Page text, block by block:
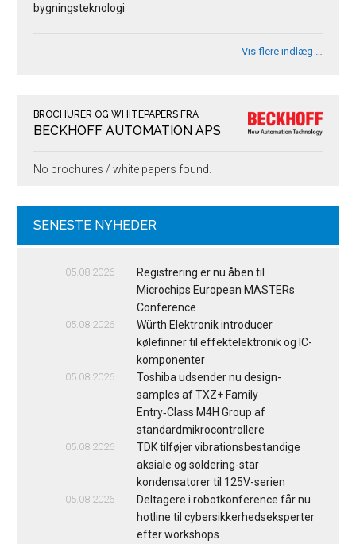
bygningsteknologi
Vis flere indlæg …
BROCHURER OG WHITEPAPERS FRA
BECKHOFF AUTOMATION APS
No brochures / white papers found.
SENESTE NYHEDER
05.08.2026
Registrering er nu åben til
Microchips European MASTERs
Conference
05.08.2026
Würth Elektronik introducer
kølefinner til effektelektronik og IC-
komponenter
05.08.2026
Toshiba udsender nu design-
samples af TXZ+ Family
Entry‑Class M4H Group af
standardmikrocontrollere
05.08.2026
TDK tilføjer vibrationsbestandige
aksiale og soldering-star
kondensatorer til 125V-serien
05.08.2026
Deltagere i robotkonference får nu
hotline til cybersikkerhedseksperter
efter workshops